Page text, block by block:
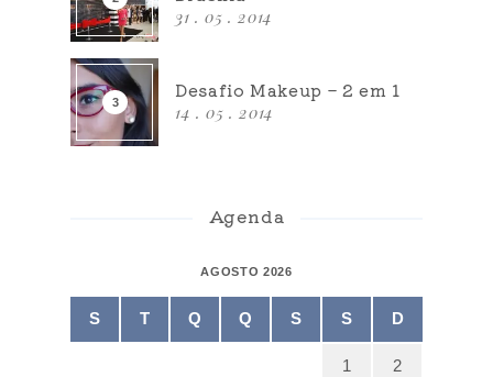
31 . 05 . 2014
Desafio Makeup – 2 em 1
14 . 05 . 2014
Agenda
AGOSTO 2026
S T Q Q S S D
1 2